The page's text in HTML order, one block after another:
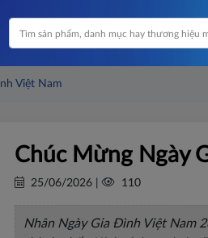
Việt Nam
Chúc Mừng Ngày
25/06/2026 | 110
Nhân Ngày Gia Đình Việt Nam